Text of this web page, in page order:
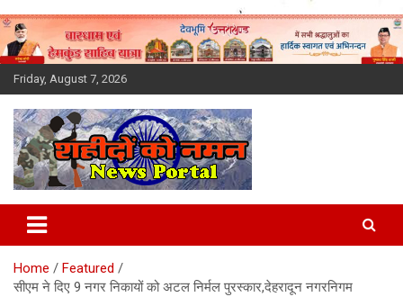
Skip
to
content
Friday, August 7, 2026
Latest News Today, Breaking
News, Uttarakhand News in
Hindi
Home
Featured
सीएम ने दिए 9 नगर निकायों को अटल निर्मल पुरस्कार,देहरादून नगरनिगम